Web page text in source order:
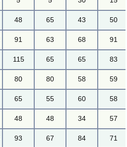
48 65 43 50
91 63 68 91
115 65 65 83
80 80 58 59
65 55 60 58
48 48 34 57
93 67 84 71